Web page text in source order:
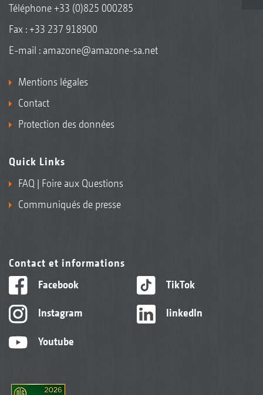
Téléphone+33 (0)825 000285
Fax : +33 237 918900
E-mail : amazone@amazone-sa.net
Mentions légales
Contact
Protection des données
Quick Links
FAQ | Foire aux Questions
Communiqués de presse
Contact et informations
Facebook
Instagram
Youtube
TikTok
linkedIn